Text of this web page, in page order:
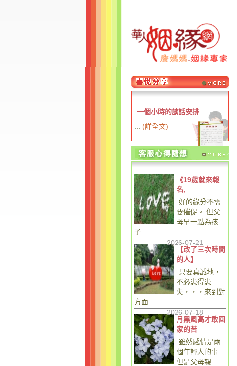
一個小時的談話安排
(詳全文)
《19歲就來報
名,
好的緣分不需
要催促。 但父
母早一點為孩
子...
2026-07-21
【改了三次時間
的人】
只要真誠地，
不必患得患
失，，，來到對
方面...
2026-07-18
月黑風高才敢回
家的苦
雖然感情是兩
個年輕人的事
但是父母親